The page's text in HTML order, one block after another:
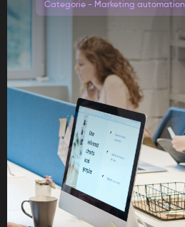
Categorie - Marketing automation